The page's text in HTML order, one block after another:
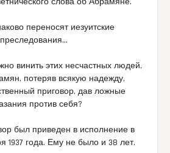
переносят иезуитские
преследования…
винить этих несчастных людей,
потеряв всякую надежду,
приговор, дав ложные
против себя?
был приведен в исполнение в
1937 года. Ему не было и 38 лет.